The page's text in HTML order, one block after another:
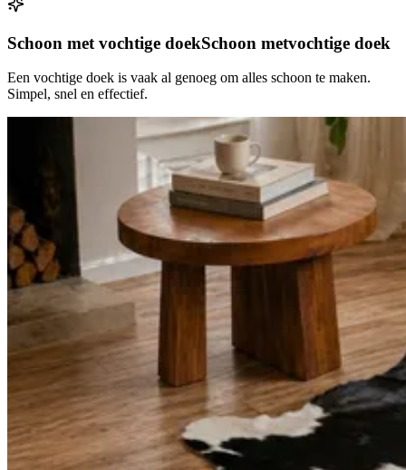
Schoon met vochtige doekSchoon metvochtige doek
Een vochtige doek is vaak al genoeg om alles schoon te maken.
Simpel, snel en effectief.